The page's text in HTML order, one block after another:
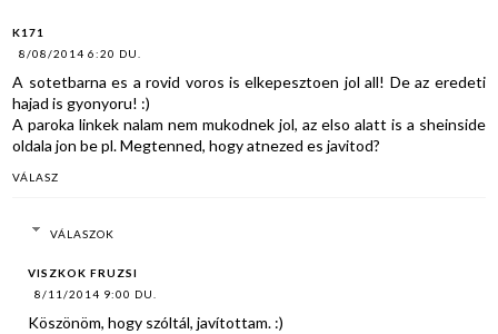
K171
8/08/2014 6:20 DU.
A sotetbarna es a rovid voros is elkepesztoen jol all! De az eredeti
hajad is gyonyoru! :)
A paroka linkek nalam nem mukodnek jol, az elso alatt is a sheinside
oldala jon be pl. Megtenned, hogy atnezed es javitod?
VÁLASZ
VÁLASZOK
VISZKOK FRUZSI
8/11/2014 9:00 DU.
Köszönöm, hogy szóltál, javítottam. :)